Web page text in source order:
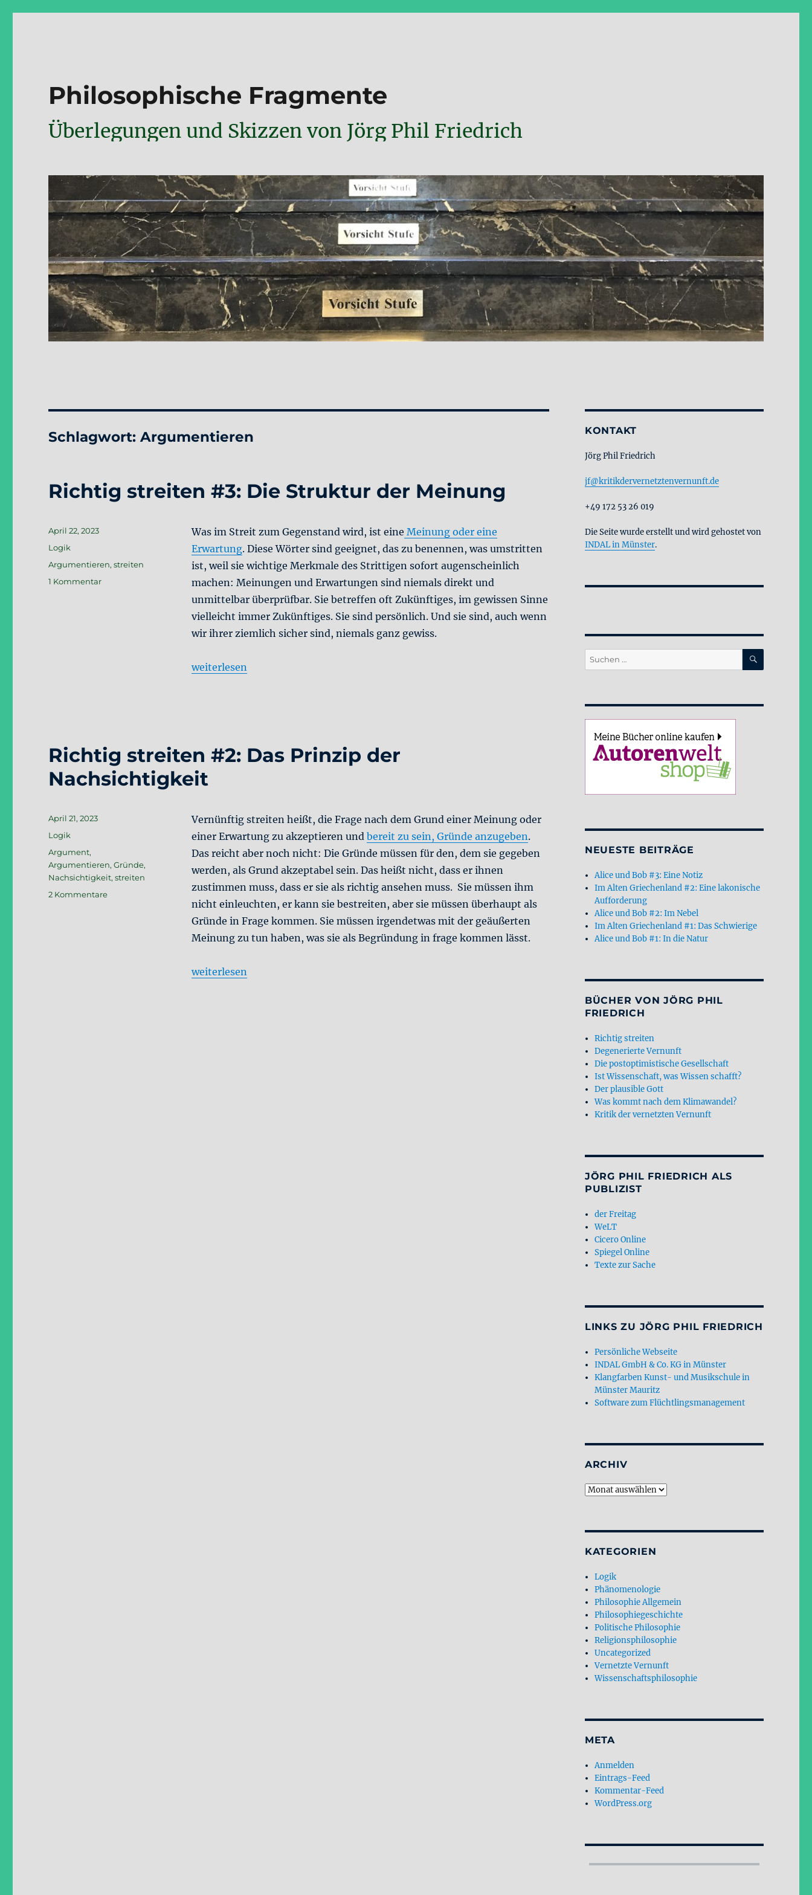
Philosophische Fragmente
Überlegungen und Skizzen von Jörg Phil Friedrich
Schlagwort:Argumentieren
Richtig streiten #3: Die Struktur der Meinung
Was im Streit zum Gegenstand wird, ist eine Meinung oder eine
Erwartung. Diese Wörter sind geeignet, das zu benennen, was umstritten
ist, weil sie wichtige Merkmale des Strittigen sofort augenscheinlich
machen: Meinungen und Erwartungen sind niemals direkt und
unmittelbar überprüfbar. Sie betreffen oft Zukünftiges, im gewissen Sinne
vielleicht immer Zukünftiges. Sie sind persönlich. Und sie sind, auch wenn
wir ihrer ziemlich sicher sind, niemals ganz gewiss.
„Richtig streiten #3: Die Struktur der Meinung“
weiterlesen
Veröffentlicht
April 22, 2023
Kategorien
Logik
Schlagwörter
Argumentieren,streiten
1 Kommentarzu
Richtig streiten #2: Das Prinzip der
Nachsichtigkeit
Vernünftig streiten heißt, die Frage nach dem Grund einer Meinung oder
einer Erwartung zu akzeptieren und bereit zu sein, Gründe anzugeben.
Das reicht aber noch nicht: Die Gründe müssen für den, dem sie gegeben
werden, als Grund akzeptabel sein. Das heißt nicht, dass er ihnen
zustimmen muss, dass er sie als richtig ansehen muss. Sie müssen ihm
nicht einleuchten, er kann sie bestreiten, aber sie müssen überhaupt als
Gründe in Frage kommen. Sie müssen irgendetwas mit der geäußerten
Meinung zu tun haben, was sie als Begründung in frage kommen lässt.
„Richtig streiten #2: Das Prinzip der Nachsichtigkeit“
weiterlesen
Veröffentlicht
April 21, 2023
Kategorien
Logik
Schlagwörter
Argument,
Argumentieren,Gründe,
Nachsichtigkeit,streiten
2 Kommentarezu
KONTAKT
Jörg Phil Friedrich
jf@kritikdervernetztenvernunft.de
+49 172 53 26 019
Die Seite wurde erstellt und wird gehostet von
INDAL in Münster.
Suche
nach:
SUCHEN
NEUESTE BEITRÄGE
Alice und Bob #3: Eine Notiz
Im Alten Griechenland #2: Eine lakonische
Aufforderung
Alice und Bob #2: Im Nebel
Im Alten Griechenland #1: Das Schwierige
Alice und Bob #1: In die Natur
BÜCHER VON JÖRG PHIL
FRIEDRICH
Richtig streiten
Degenerierte Vernunft
Die postoptimistische Gesellschaft
Ist Wissenschaft, was Wissen schafft?
Der plausible Gott
Was kommt nach dem Klimawandel?
Kritik der vernetzten Vernunft
JÖRG PHIL FRIEDRICH ALS
PUBLIZIST
der Freitag
WeLT
Cicero Online
Spiegel Online
Texte zur Sache
LINKS ZU JÖRG PHIL FRIEDRICH
Persönliche Webseite
INDAL GmbH & Co. KG in Münster
Klangfarben Kunst- und Musikschule in
Münster Mauritz
Software zum Flüchtlingsmanagement
ARCHIV
Archiv
KATEGORIEN
Logik
Phänomenologie
Philosophie Allgemein
Philosophiegeschichte
Politische Philosophie
Religionsphilosophie
Uncategorized
Vernetzte Vernunft
Wissenschaftsphilosophie
META
Anmelden
Eintrags-Feed
Kommentar-Feed
WordPress.org